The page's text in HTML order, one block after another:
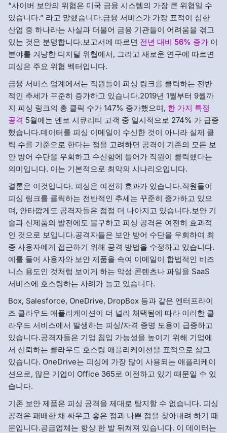
“사이버 보안의 위협은 미국 금융 시스템의 가장 큰 위협일 수
있습니다.” 라고 말했습니다.금융 서비스가 가장 표적이 심한
산업 중 하나라는 사실과 더불어 금융 기관들이 어려움을 겪고
있는 것은 분명합니다.보고서에 따르면 전년 대비 56% 증가 이
분야를 겨냥한 디지털 위협에서, 그리고 새로운 연구에 따르면
피싱은 주요 위협 벡터입니다.
금융 서비스 업계에서는 직원들이 피싱 링크를 클릭하는 전반
적인 추세가 꾸준히 증가하고 있습니다.2019년 1월부터 9월까
지 피싱 링크의 총 클릭 수가 147% 증가했으며, 한 가지 특정
공격 5월에는 멘로 시큐리티 고객 중 일시적으로 274% 가 급증
했습니다.데이터를 피싱 이메일이 수신한 것이 아니라 실제 클
릭 수를 기준으로 한다는 점을 고려하면 공격이 기존의 모든 보
안 방어 수단을 우회하고 수신함에 들어가 직원이 클릭했다는
의미입니다. 이는 기본적으로 최악의 시나리오입니다.
결론은 이것입니다. 피싱은 여전히 효과가 있습니다.직원들이
피싱 링크를 클릭하는 전반적인 추세는 꾸준히 증가하고 있으
며, 안타깝게도 공격자들은 점점 더 나아지고 있습니다.보안 기
술과 신제품의 발전에도 불구하고 피싱 공격은 여전히 효과적
인 것으로 보입니다.공격자들은 보안 방어 수단을 우회하여 최
종 사용자에게 접근하기 위해 공격 방법을 수정하고 있습니다.
예를 들어 사용자와 보안 제품을 속여 이메일이 합법적인 비즈
니스 용도인 것처럼 보이게 하는 악성 콘텐츠나 파일을 SaaS
서비스에 호스팅하는 사례가 늘고 있습니다.
Box, Salesforce, OneDrive, DropBox 등과 같은 엔터프라이
즈 클라우드 애플리케이션이 더 널리 채택됨에 따라 이러한 클
라우드 서비스에서 발생하는 피싱/자격 증명 도용이 급증하고
있습니다.공격자들은 기업 침입 가능성을 높이기 위해 기업에
서 신뢰하는 클라우드 호스팅 애플리케이션을 표적으로 삼고
있습니다. OneDrive는 피싱에 가장 많이 사용되는 애플리케이
션으로, 많은 기업이 Office 365로 이전하고 있기 때문일 수 있
습니다.
기존 보안 제품은 피싱 공격을 제대로 탐지할 수 없습니다. 피싱
공격은 패배한 채 싸우고 좋은 점과 나쁜 점을 찾아내려 하기 때
문입니다.공급업체는 항상 한 발 뒤쳐져 있습니다. 이 데이터는